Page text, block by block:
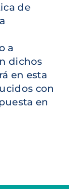
de
a
dichos
en esta
con
en